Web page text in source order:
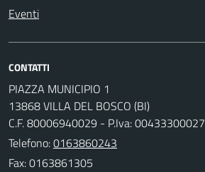
Eventi
CONTATTI
PIAZZA MUNICIPIO 1
13868 VILLA DEL BOSCO (BI)
C.F. 80006940029 - P.Iva: 00433300027
Telefono:0163860243
Fax: 0163861305